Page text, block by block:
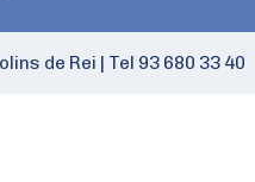
de Rei Tel 93 680 33 40